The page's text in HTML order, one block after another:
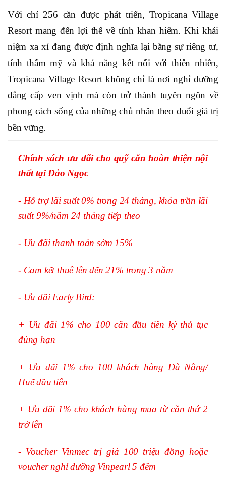
Với chỉ 256 căn được phát triển, Tropicana Village
Resort mang đến lợi thế về tính khan hiếm. Khi khái
niệm xa xỉ đang được định nghĩa lại bằng sự riêng tư,
tính thẩm mỹ và khả năng kết nối với thiên nhiên,
Tropicana Village Resort không chỉ là nơi nghỉ dưỡng
đẳng cấp ven vịnh mà còn trở thành tuyên ngôn về
phong cách sống của những chủ nhân theo đuổi giá trị
bền vững.
Chính sách ưu đãi cho quỹ căn hoàn thiện nội
thất tại Đảo Ngọc
- Hỗ trợ lãi suất 0% trong 24 tháng, khóa trần lãi
suất 9%/năm 24 tháng tiếp theo
- Ưu đãi thanh toán sớm 15%
- Cam kết thuê lên đến 21% trong 3 năm
- Ưu đãi Early Bird:
+ Ưu đãi 1% cho 100 căn đầu tiên ký thủ tục
đúng hạn
+ Ưu đãi 1% cho 100 khách hàng Đà Nẵng/
Huế đầu tiên
+ Ưu đãi 1% cho khách hàng mua từ căn thứ 2
trở lên
- Voucher Vinmec trị giá 100 triệu đồng hoặc
voucher nghỉ dưỡng Vinpearl 5 đêm